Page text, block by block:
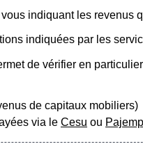
indiquant les revenus
indiquées par les
de vérifier en
de capitaux mobiliers)
via le Cesu ou